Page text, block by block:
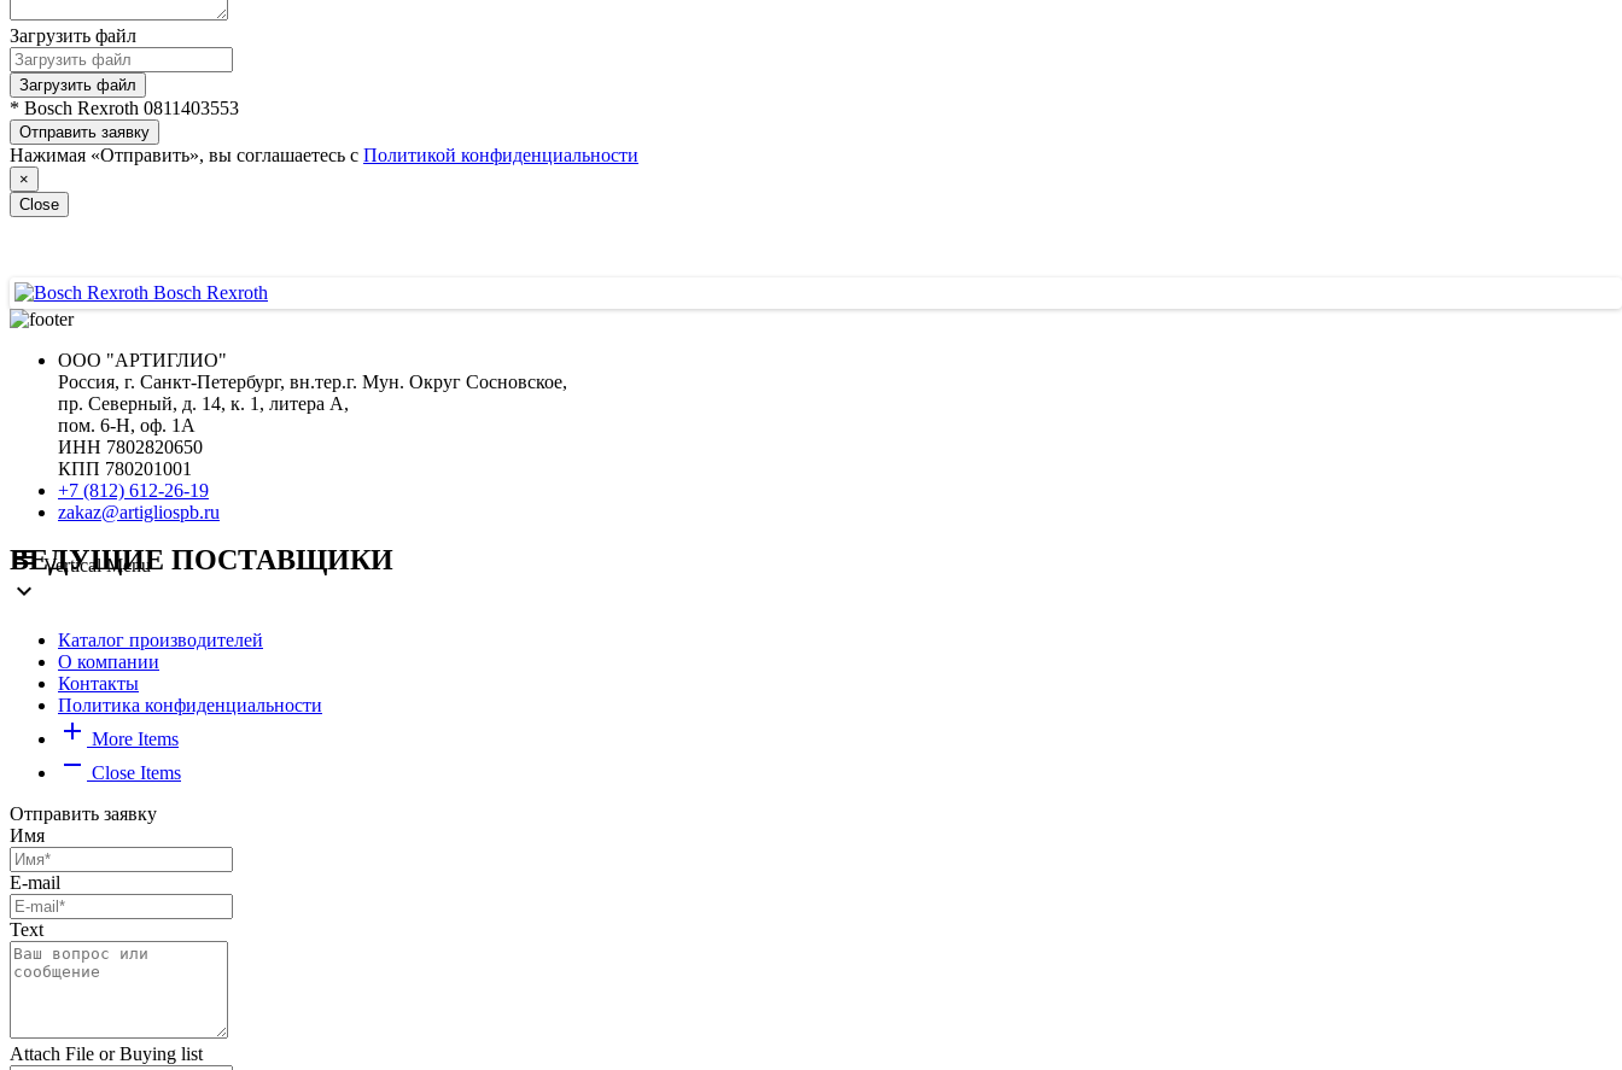
Загрузить файл
Загрузить файл
* Bosch Rexroth 0811403553
Отправить заявку
Нажимая «Отправить», вы соглашаетесь с Политикой конфиденциальности
×
Close
ВЕДУЩИЕ ПОСТАВЩИКИ
Bosch Rexroth
ООО "АРТИГЛИО"
Россия, г. Санкт-Петербург, вн.тер.г. Мун. Округ Сосновское,
пр. Северный, д. 14, к. 1, литера А,
пом. 6-Н, оф. 1А
ИНН 7802820650
КПП 780201001
+7 (812) 612-26-19
zakaz@artigliospb.ru
menu Vertical Menu
expand_more
Каталог производителей
О компании
Контакты
Политика конфиденциальности
add More Items
remove Close Items
Отправить заявку
Имя
E-mail
Text
Attach File or Buying list